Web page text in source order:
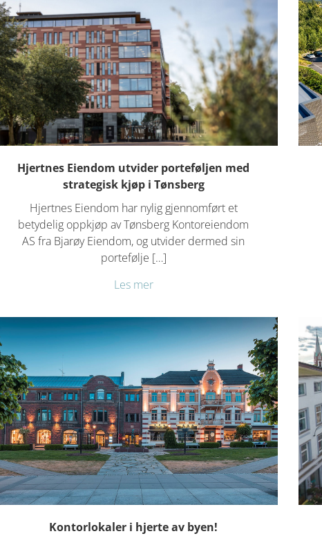
Hjertnes Eiendom utvider porteføljen med
strategisk kjøp i Tønsberg
Hjertnes Eiendom har nylig gjennomført et
betydelig oppkjøp av Tønsberg Kontoreiendom
AS fra Bjarøy Eiendom, og utvider dermed sin
portefølje […]
Les mer
Kontorlokaler i hjerte av byen!